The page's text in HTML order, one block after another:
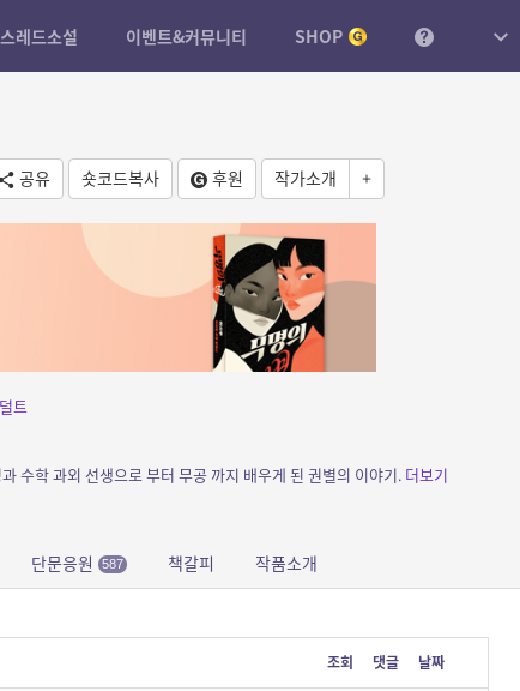
스레드소설 이벤트&커뮤니티 SHOP
공유 숏코드복사 후원 작가소개 +
트
수학 과외 선생으로 부터 무공 까지 배우게 된 권별의 이야기. 더보기
단문응원 587 책갈피 작품소개
조회 댓글 날짜